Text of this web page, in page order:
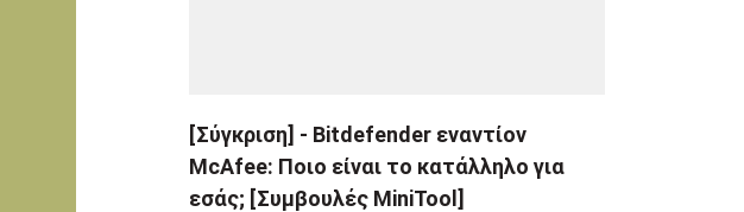
[Σύγκριση] - Bitdefender εναντίον
McAfee: Ποιο είναι το κατάλληλο για
εσάς; [Συμβουλές MiniTool]